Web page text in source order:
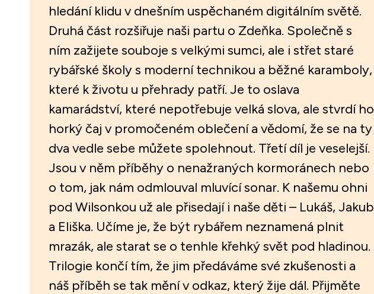
hledání klidu v dnešním uspěchaném digitálním světě.
Druhá část rozšiřuje naši partu o Zdeňka. Společně s
ním zažijete souboje s velkými sumci, ale i střet staré
rybářské školy s moderní technikou a běžné karamboly,
které k životu u přehrady patří. Je to oslava
kamarádství, které nepotřebuje velká slova, ale stvrdí ho
horký čaj v promočeném oblečení a vědomí, že se na ty
dva vedle sebe můžete spolehnout. Třetí díl je veselejší.
Jsou v něm příběhy o nenažraných kormoránech nebo
o tom, jak nám odmlouval mluvící sonar. K našemu ohni
pod Wilsonkou už ale přisedají i naše děti – Lukáš, Jakub
a Eliška. Učíme je, že být rybářem neznamená plnit
mrazák, ale starat se o tenhle křehký svět pod hladinou.
Trilogie končí tím, že jim předáváme své zkušenosti a
náš příběh se tak mění v odkaz, který žije dál. Přijměte